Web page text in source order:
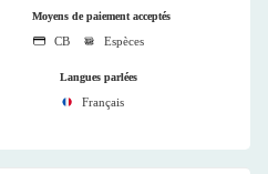
Moyens de paiement acceptés
CB Espèces
Langues parlées
Français